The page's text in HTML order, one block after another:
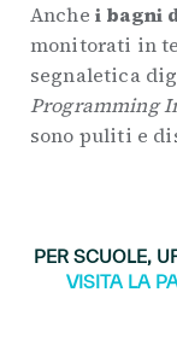
Anche i bagni
monitorati in
segnaletica
Programming
sono puliti e
PER SCUOLE,
VISITA LA